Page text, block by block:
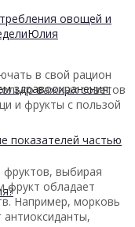
здравоохранения:
показателей частью
овощей и
Юлия
в свой рацион
важных советов
и фрукты с пользой
выбирая
фрукт обладает
Например, морковь